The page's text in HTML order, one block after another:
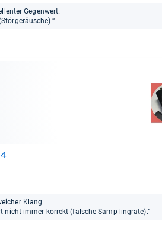
Gegenwert.
Klang.
immer korrekt (falsche Samp lingrate).“